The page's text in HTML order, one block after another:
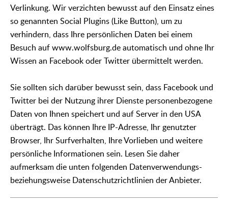
Verlinkung. Wir verzichten bewusst auf den Einsatz eines
so genannten Social Plugins (Like Button), um zu
verhindern, dass Ihre persönlichen Daten bei einem
Besuch auf www.wolfsburg.de automatisch und ohne Ihr
Wissen an Facebook oder Twitter übermittelt werden.
Sie sollten sich darüber bewusst sein, dass Facebook und
Twitter bei der Nutzung ihrer Dienste personenbezogene
Daten von Ihnen speichert und auf Server in den USA
überträgt. Das können Ihre IP-Adresse, Ihr genutzter
Browser, Ihr Surfverhalten, Ihre Vorlieben und weitere
persönliche Informationen sein. Lesen Sie daher
aufmerksam die unten folgenden Datenverwendungs-
beziehungsweise Datenschutzrichtlinien der Anbieter.